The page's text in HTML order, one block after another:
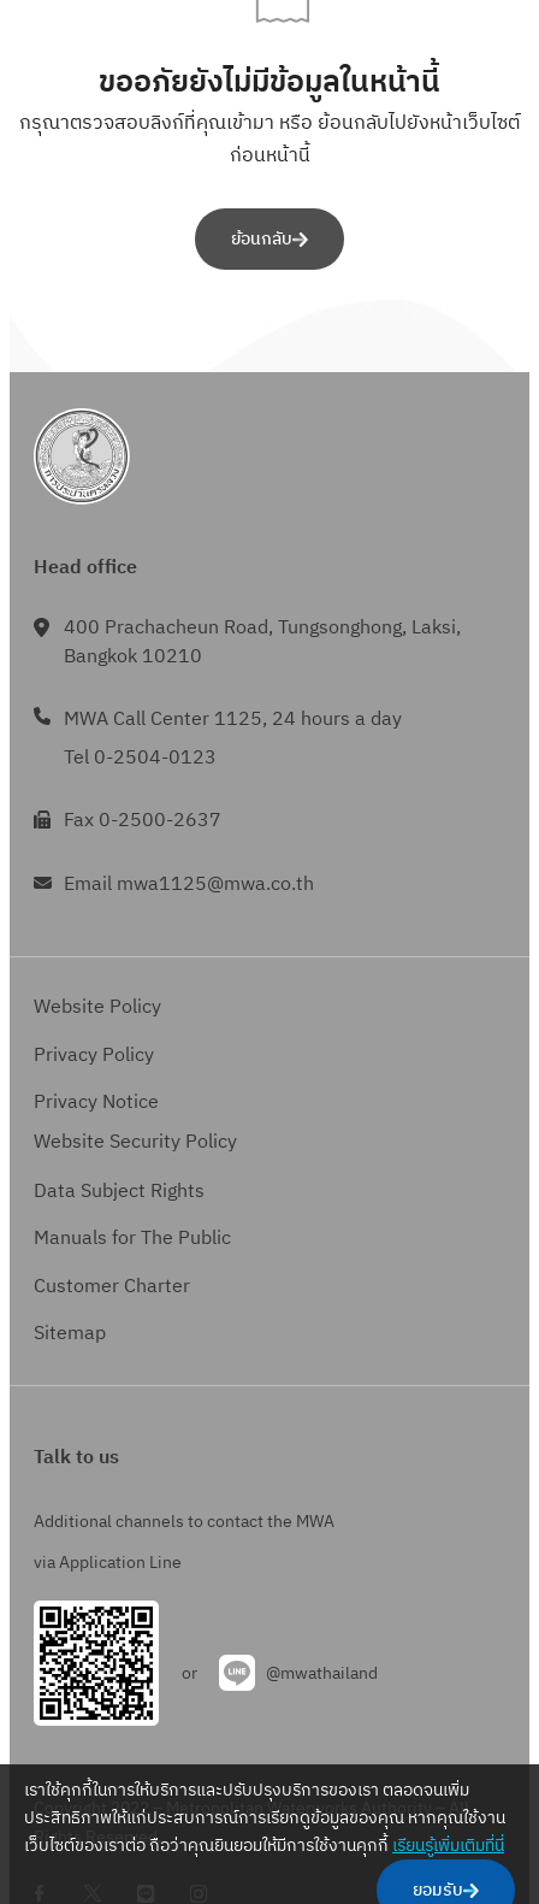
ขออภัยยังไม่มีข้อมูลในหน้านี้
กรุณาตรวจสอบลิงก์ที่คุณเข้ามา หรือ ย้อนกลับไปยังหน้าเว็บไซต์
ก่อนหน้านี้
ย้อนกลับ
Head office
400 Prachacheun Road, Tungsonghong, Laksi,
Bangkok 10210
MWA Call Center 1125, 24 hours a day
Tel 0-2504-0123
Fax 0-2500-2637
Email mwa1125@mwa.co.th
Website Policy
Privacy Policy
Privacy Notice
Website Security Policy
Data Subject Rights
Manuals for The Public
Customer Charter
Sitemap
Talk to us
Additional channels to contact the MWA
via Application Line
or @mwathailand
Copyright 2022 – Metropolitan Waterworks Authority – All
Rights Reserved.
เราใช้คุกกี้ในการให้บริการและปรับปรุงบริการของเรา ตลอดจนเพิ่ม
ประสิทธิภาพให้แก่ประสบการณ์การเรียกดูข้อมูลของคุณ หากคุณใช้งาน
เว็บไซต์ของเราต่อ ถือว่าคุณยินยอมให้มีการใช้งานคุกกี้เรียนรู้เพิ่มเติมที่นี่
ยอมรับ